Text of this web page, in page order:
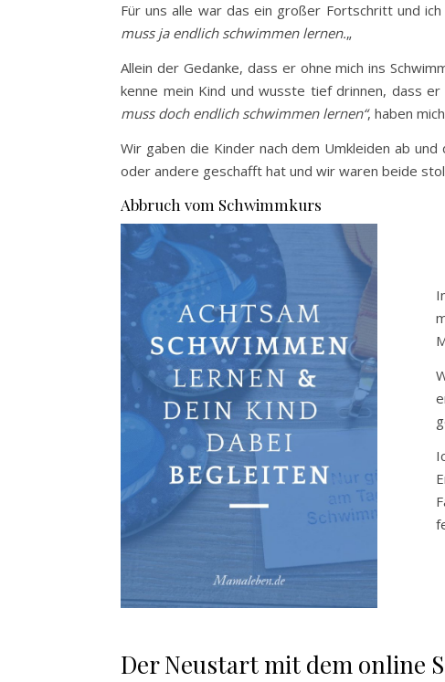
Für uns alle war das ein großer Fortschritt und ich
muss ja endlich schwimmen lernen.„
Allein der Gedanke, dass er ohne mich ins
kenne mein Kind und wusste tief drinnen, dass
muss doch endlich schwimmen lernen“, haben
Wir gaben die Kinder nach dem Umkleiden ab
oder andere geschafft hat und wir waren beide
Abbruch vom Schwimmkurs
Der Neustart mit dem online